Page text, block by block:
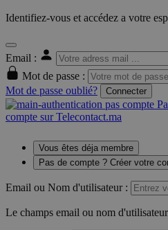
Identifiez-vous et accédez a votre
Email :
Mot de passe :
Mot de passe oublié?
Connecter
compte sur Telecontact.ma
Vous êtes déja membre
Pas de compte ? Créer votre
Email ou Nom d'utilisateur :
Le champs email ou nom